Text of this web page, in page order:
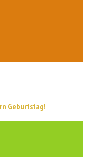
Geburtstag!